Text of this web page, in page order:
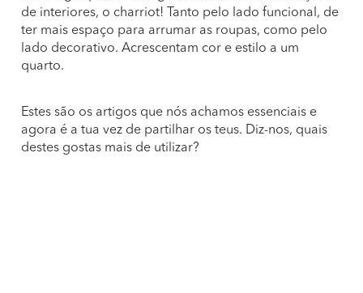
de interiores, o charriot! Tanto pelo lado funcional, de
ter mais espaço para arrumar as roupas, como pelo
lado decorativo. Acrescentam cor e estilo a um
quarto.
Estes são os artigos que nós achamos essenciais e
agora é a tua vez de partilhar os teus. Diz-nos, quais
destes gostas mais de utilizar?